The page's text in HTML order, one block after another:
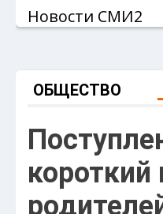
Новости СМИ2
ОБЩЕСТВО
короткий